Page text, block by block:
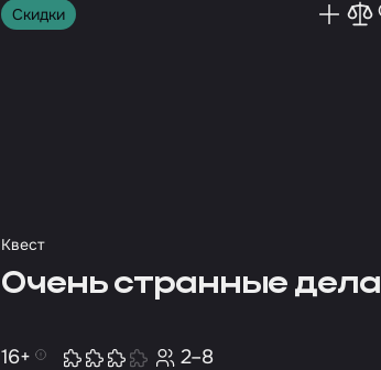
Скидки
Квест
Очень странные дела
16+ 2–8